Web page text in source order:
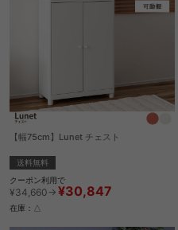
【幅75cm】Lunet チェスト
送料無料
クーポン利用で
¥34,660→ ¥30,847
在庫：△